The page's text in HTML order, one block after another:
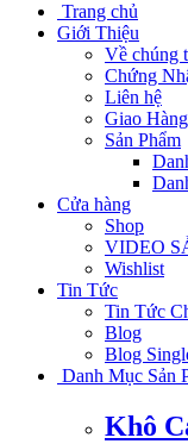
Trang chủ
Giới Thiệu
Về chúng
Chứng
Liên hệ
Giao Hàng
Sản Phẩm
Cửa hàng
Shop
VIDEO
Wishlist
Tin Tức
Tin Tức
Blog
Blog
Danh Mục Sản
Khô